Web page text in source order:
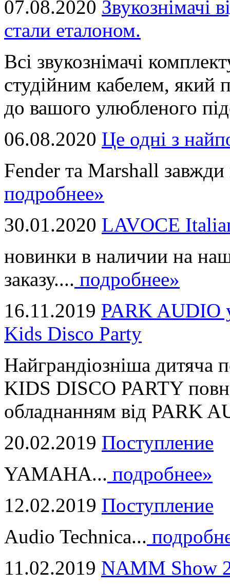
07.08.2020 Звукознімачі
стали еталоном.
Всі звукознімачі
студійним кабелем, який
до вашого улюбленого
06.08.2020 Це однi з
Fender та Marshall завжди
подробнее»
30.01.2020 LAVOCE
новинки в наличии на
заказу.... подробнее»
16.11.2019 PARK AUDIO
Kids Disco Party
Найграндіозніша дитяча
KIDS DISCO PARTY
обладнанням від PARK
20.02.2019 Поступление
YAMAHA... подробнее»
12.02.2019 Поступление
Audio Technica...
11.02.2019 NAMM Show